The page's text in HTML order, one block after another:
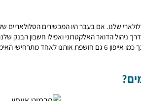
אם בעבר היו המכשירים הסלולאריים
הדואר האלקטרוני ואפילו חשבון הבנק